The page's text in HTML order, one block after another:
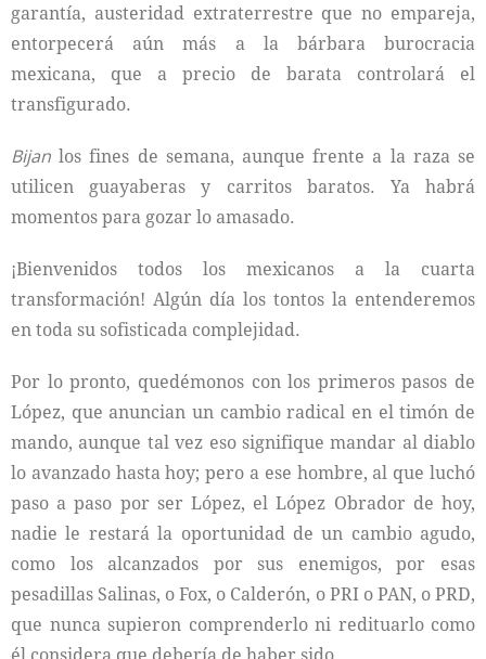
garantía, austeridad extraterrestre que no empareja,
entorpecerá aún más a la bárbara burocracia
mexicana, que a precio de barata controlará el
transfigurado.
Bijan los fines de semana, aunque frente a la raza se
utilicen guayaberas y carritos baratos. Ya habrá
momentos para gozar lo amasado.
¡Bienvenidos todos los mexicanos a la cuarta
transformación! Algún día los tontos la entenderemos
en toda su sofisticada complejidad.
Por lo pronto, quedémonos con los primeros pasos de
López, que anuncian un cambio radical en el timón de
mando, aunque tal vez eso signifique mandar al diablo
lo avanzado hasta hoy; pero a ese hombre, al que luchó
paso a paso por ser López, el López Obrador de hoy,
nadie le restará la oportunidad de un cambio agudo,
como los alcanzados por sus enemigos, por esas
pesadillas Salinas, o Fox, o Calderón, o PRI o PAN, o PRD,
que nunca supieron comprenderlo ni redituarlo como